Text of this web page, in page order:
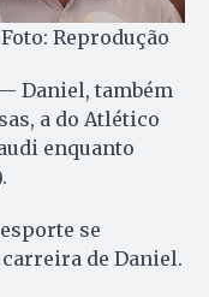
Reprodução
Daniel, também
a do Atlético
enquanto
se
de Daniel.